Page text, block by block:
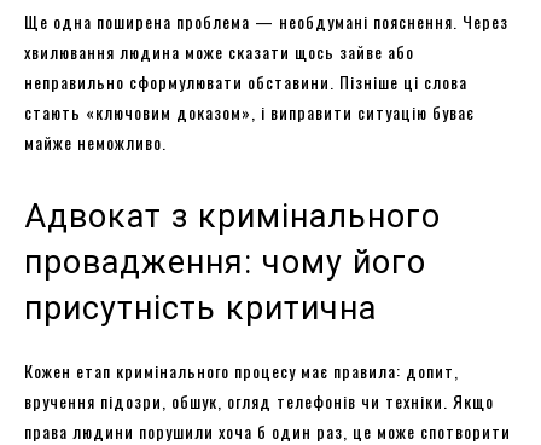
Ще одна поширена проблема — необдумані пояснення. Через
хвилювання людина може сказати щось зайве або
неправильно сформулювати обставини. Пізніше ці слова
стають «ключовим доказом», і виправити ситуацію буває
майже неможливо.
Адвокат з кримінального
провадження: чому його
присутність критична
Кожен етап кримінального процесу має правила: допит,
вручення підозри, обшук, огляд телефонів чи техніки. Якщо
права людини порушили хоча б один раз, це може спотворити